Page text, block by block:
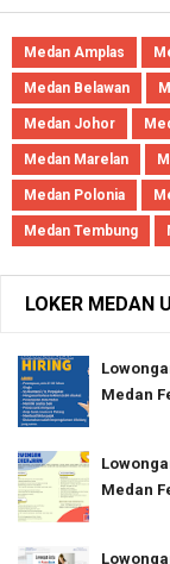
Medan Amplas
Medan Belawan
Medan Johor
Medan Marelan
Medan Polonia
Medan Tembung
LOKER MEDAN
Medan
Medan